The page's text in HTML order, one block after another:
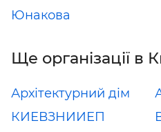
Юнакова
Ще організації в
Архітектурний дім
КИЕВЗНИИЕП